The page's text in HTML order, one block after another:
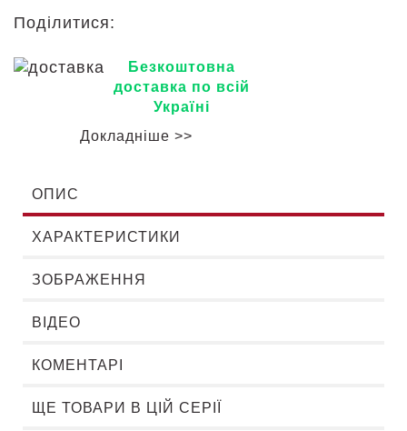
Поділитися:
Безкоштовна
доставка по всій
Україні
Докладніше >>
ОПИС
ХАРАКТЕРИСТИКИ
ЗОБРАЖЕННЯ
ВІДЕО
КОМЕНТАРІ
ЩЕ ТОВАРИ В ЦІЙ СЕРІЇ